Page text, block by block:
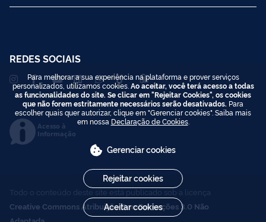
REDES SOCIAIS
Acesso à
Informação
Todo o conteúdo deste site está publicado sob a licença
Creative Commons Atribuição-SemDerivações 3.0 Não
Para melhorar a sua experiência na plataforma e prover serviços
personalizados, utilizamos cookies. Ao aceitar, você terá acesso a todas
as funcionalidades do site. Se clicar em "Rejeitar Cookies", os cookies
que não forem estritamente necessários serão desativados. Para
escolher quais quer autorizar, clique em "Gerenciar cookies". Saiba mais
em nossa Declaração de Cookies.
Gerenciar cookies
Rejeitar cookies
Aceitar cookies